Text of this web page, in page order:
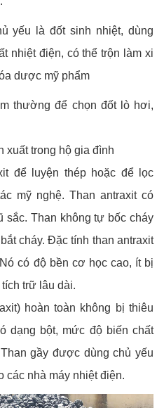
yếu là đốt sinh nhiệt, dùng
nhiệt điện, có thể trộn làm xi
dược mỹ phẩm
thường để chọn đốt lò hơi,
xuất trong hộ gia đình
để luyện thép hoặc để lọc
mỹ nghệ. Than antraxit có
sắc. Than không tự bốc cháy
cháy. Đặc tính than antraxit
có độ bền cơ học cao, ít bị
trữ lâu dài.
hoàn toàn không bị thiêu
dạng bột, mức độ biến chất
gầy được dùng chủ yếu
các nhà máy nhiệt điện.